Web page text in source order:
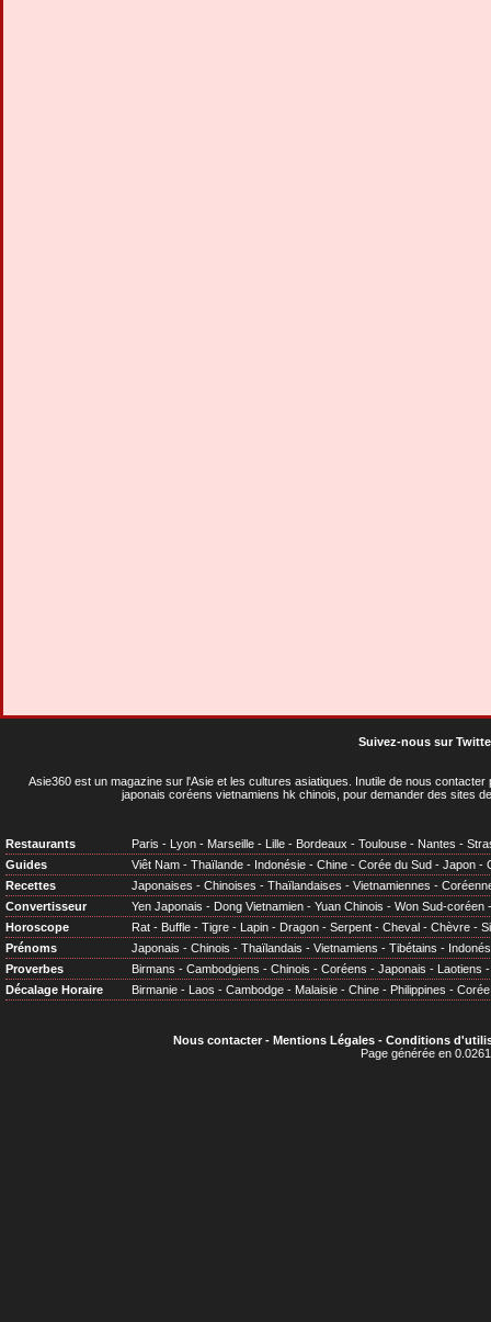
Suivez-nous sur
Asie360 est un magazine sur l'Asie et les cultures asiatiques . Inutile de nous
japonais coréens vietnamiens hk chinois, pour demander des sites
Restaurants Paris - Lyon - Marseille - Lille - Bordeaux - Toulouse - Nantes -
Guides
Viêt Nam - Thaïlande - Indonésie - Chine - Corée du Sud - Japon -
Recettes
Japonaises - Chinoises - Thaïlandaises - Vietnamiennes -
Convertisseur
Yen Japonais - Dong Vietnamien - Yuan Chinois - Won Sud-coréen
Horoscope
Rat - Buffle - Tigre - Lapin - Dragon - Serpent - Cheval - Chèvre -
Prénoms
Japonais - Chinois - Thaïlandais - Vietnamiens - Tibétains -
Proverbes
Birmans - Cambodgiens - Chinois - Coréens - Japonais - Laotiens
Décalage Horaire
Birmanie - Laos - Cambodge - Malaisie - Chine - Philippines - Corée
Nous contacter- Mentions Légales- Conditions
Page générée en